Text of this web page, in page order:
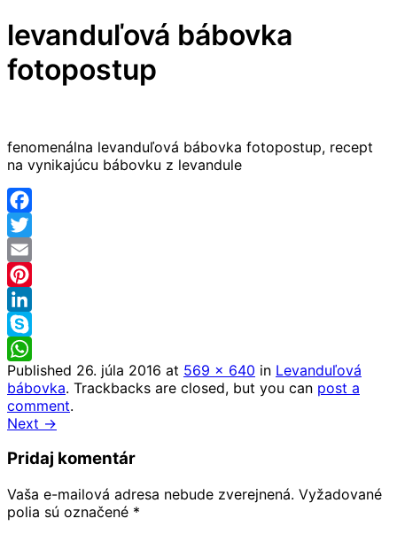
levanduľová bábovka
fotopostup
fenomenálna levanduľová bábovka fotopostup, recept
na vynikajúcu bábovku z levandule
Facebook
Twitter
Email
Pinterest
LinkedIn
Skype
WhatsApp
Published 26. júla 2016 at 569 × 640 in Levanduľová
bábovka. Trackbacks are closed, but you can post a
comment.
Next →
Pridaj komentár
Vaša e-mailová adresa nebude zverejnená. Vyžadované
polia sú označené *